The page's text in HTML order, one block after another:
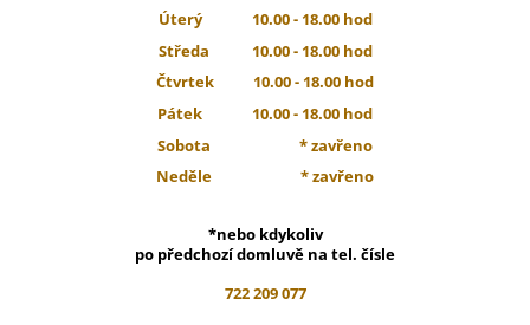
Úterý 10.00 - 18.00 hod
Středa 10.00 - 18.00 hod
Čtvrtek 10.00 - 18.00 hod
Pátek 10.00 - 18.00 hod
Sobota * zavřeno
Neděle * zavřeno
*nebo kdykoliv
po předchozí domluvě na tel. čísle
722 209 077